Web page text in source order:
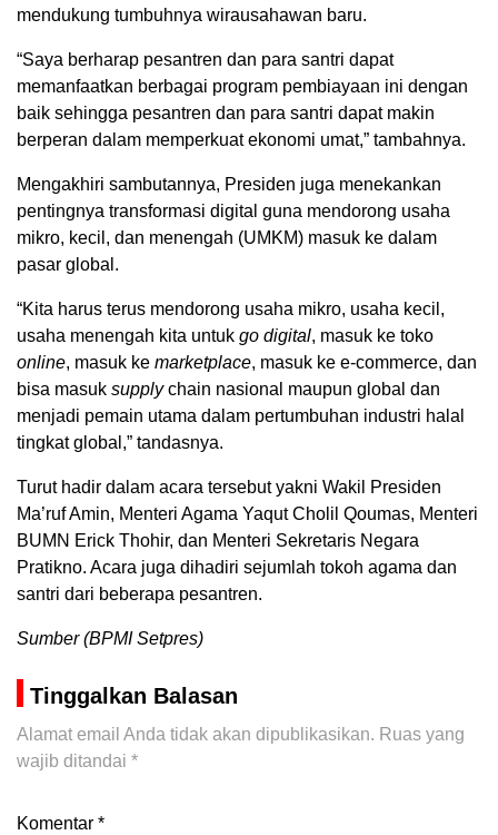
mendukung tumbuhnya wirausahawan baru.
“Saya berharap pesantren dan para santri dapat
memanfaatkan berbagai program pembiayaan ini dengan
baik sehingga pesantren dan para santri dapat makin
berperan dalam memperkuat ekonomi umat,” tambahnya.
Mengakhiri sambutannya, Presiden juga menekankan
pentingnya transformasi digital guna mendorong usaha
mikro, kecil, dan menengah (UMKM) masuk ke dalam
pasar global.
“Kita harus terus mendorong usaha mikro, usaha kecil,
usaha menengah kita untuk go digital, masuk ke toko
online, masuk ke marketplace, masuk ke e-commerce, dan
bisa masuk supplychain nasional maupun global dan
menjadi pemain utama dalam pertumbuhan industri halal
tingkat global,” tandasnya.
Turut hadir dalam acara tersebut yakni Wakil Presiden
Ma’ruf Amin, Menteri Agama Yaqut Cholil Qoumas, Menteri
BUMN Erick Thohir, dan Menteri Sekretaris Negara
Pratikno. Acara juga dihadiri sejumlah tokoh agama dan
santri dari beberapa pesantren.
Sumber (BPMI Setpres)
Tinggalkan Balasan
Alamat email Anda tidak akan dipublikasikan. Ruas yang
wajib ditandai *
Komentar *